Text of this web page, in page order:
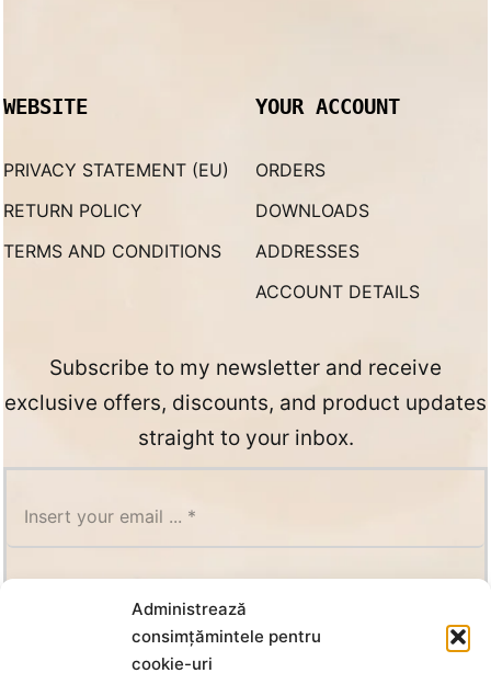
Administrează
consimțămintele pentru
cookie-uri
WEBSITE
PRIVACY STATEMENT (EU)
RETURN POLICY
TERMS AND CONDITIONS
YOUR ACCOUNT
ORDERS
DOWNLOADS
ADDRESSES
ACCOUNT DETAILS
Subscribe to my newsletter and receive
exclusive offers, discounts, and product updates
straight to your inbox.
SUBSCRIBE